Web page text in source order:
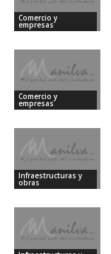
Comercio y
empresas
Comercio y
empresas
Infraestructuras y
obras